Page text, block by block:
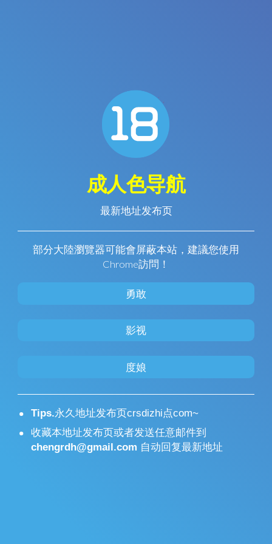
成人色导航
最新地址发布页
部分大陸瀏覽器可能會屏蔽本站，建議您使用
Chrome訪問！
勇敢
影视
度娘
Tips.永久地址发布页crsdizhi点com~
收藏本地址发布页或者发送任意邮件到
chengrdh@gmail.com 自动回复最新地址